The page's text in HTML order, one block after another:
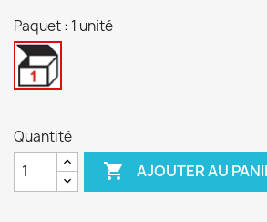
Paquet : 1 unité
1
Quantité
 AJOUTER AU